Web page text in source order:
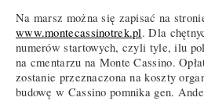
Na marsz można się zapisać na
www.montecassinotrek.pl. Dla
numerów startowych, czyli tyle, ilu
na cmentarzu na Monte Cassino.
zostanie przeznaczona na koszty
budowę w Cassino pomnika gen.